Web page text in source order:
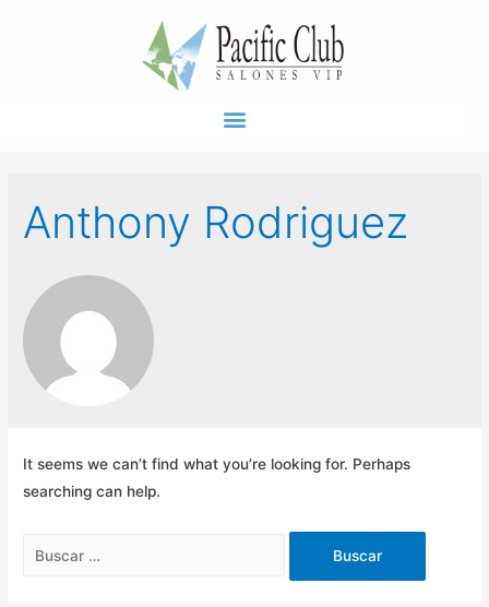
Anthony Rodriguez
It seems we can’t find what you’re looking for. Perhaps
searching can help.